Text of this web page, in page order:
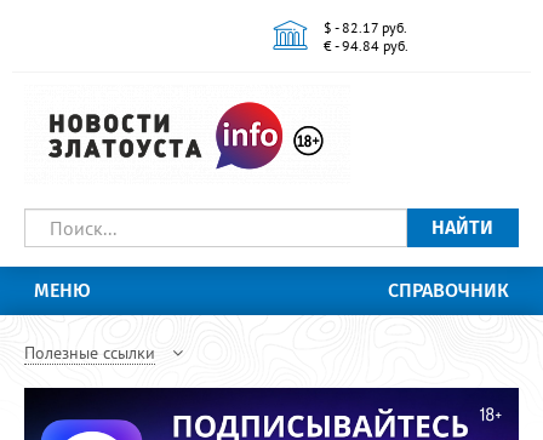
$ - 82.17 руб.
€ - 94.84 руб.
НАЙТИ
МЕНЮ СПРАВОЧНИК
Полезные ссылки